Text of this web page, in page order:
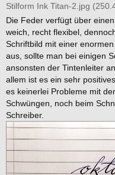
Stilform Ink Titan-2.jpg
Die Feder verfügt über
weich, recht flexibel,
Schriftbild mit einer
aus, sollte man bei einigen
ansonsten der Tintenleiter
allem ist es ein sehr
es keinerlei Probleme mit
Schwüngen, noch beim
Schreiber.